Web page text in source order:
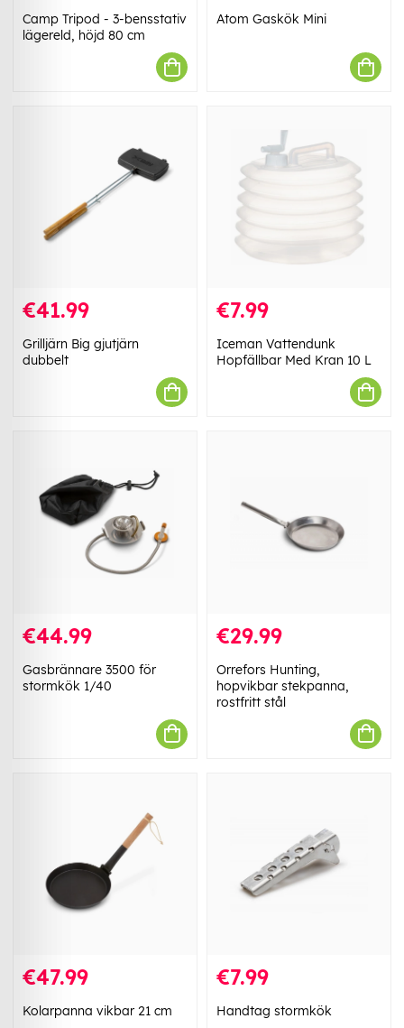
Camp Tripod - 3-bensstativ
lägereld, höjd 80 cm
Atom Gaskök Mini
€41.99
Grilljärn Big gjutjärn
dubbelt
€7.99
Iceman Vattendunk
Hopfällbar Med Kran 10 L
€44.99
Gasbrännare 3500 för
stormkök 1/40
€29.99
Orrefors Hunting,
hopvikbar stekpanna,
rostfritt stål
€47.99
Kolarpanna vikbar 21 cm
€7.99
Handtag stormkök